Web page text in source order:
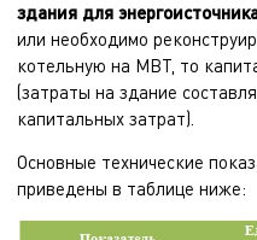
здания для
или необходимо
котельную на МВТ, то
(затраты на здание
капитальных затрат).
Основные технические
приведены в таблице ниже: